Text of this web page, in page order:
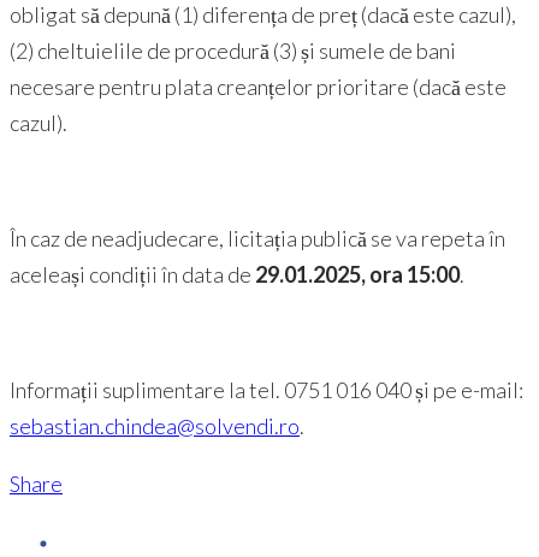
obligat să depună (1) diferența de preț (dacă este cazul),
(2) cheltuielile de procedură (3) și sumele de bani
necesare pentru plata creanțelor prioritare (dacă este
cazul).
În caz de neadjudecare, licitația publică se va repeta în
aceleași condiții în data de 29.01.2025, ora 15:00.
Informații suplimentare la tel. 0751 016 040 și pe e-mail:
sebastian.chindea@solvendi.ro.
Share